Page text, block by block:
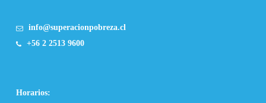
info@superacionpobreza.cl
+56 2 2513 9600
Horarios: